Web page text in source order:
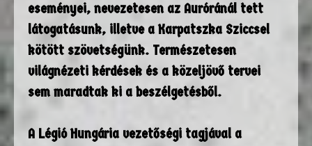
eseményei, nevezetesen az Auróránál tett
látogatásunk, illetve a Karpatszka Sziccsel
kötött szövetségünk. Természetesen
világnézeti kérdések és a közeljövő tervei
sem maradtak ki a beszélgetésből.
A Légió Hungária vezetőségi tagjával a